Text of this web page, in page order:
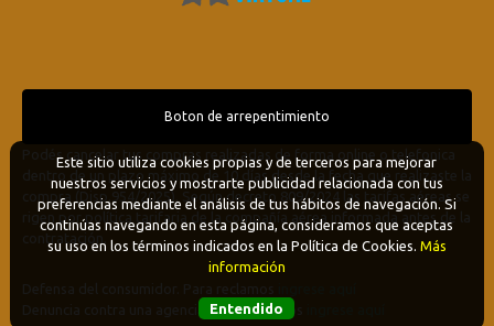
Boton de arrepentimiento
Podés cancelar tus compras realizadas de forma online o telefonica
dentro de un plazo máximo de 10 días desde la fecha que realizaste la
compra (Disp.954/2025). Según decreto 809/2024 las tarifas aéreas se
rigen por política tarifaria de la compañía aérea informada antes de la
Denuncia contra una agencia. Para reclamos
Este sitio utiliza cookies propias y de terceros para mejorar
nuestros servicios y mostrarte publicidad relacionada con tus
preferencias mediante el análisis de tus hábitos de navegación. Si
continúas navegando en esta página, consideramos que aceptas
su uso en los términos indicados en la Política de Cookies. Más
información
Entendido